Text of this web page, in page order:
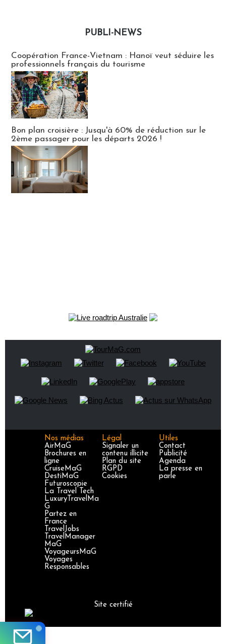
PUBLI-NEWS
Coopération France-Vietnam : Hanoï veut séduire les
professionnels français du tourisme
Bon plan croisière : Jusqu'à 60% de réduction sur le
2ème passager pour les départs 2026 !
Nos médias
AirMaG
Brochures en
ligne
CruiseMaG
DestiMaG
Futuroscopie
La Travel Tech
LuxuryTravelMa
G
Partez en
France
TravelJobs
TravelManager
MaG
VoyageursMaG
Voyages
Responsables
Légal
Signaler un
contenu illicite
Plan du site
RGPD
Cookies
Utiles
Contact
Publicité
Agenda
La presse en
parle
Site certifié